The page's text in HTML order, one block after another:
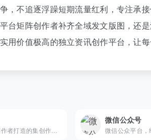
，不追逐浮躁短期流量红利，专注承
台矩阵创作者补齐全域发文版图，还
用价值极高的独立资讯创作平台，让
微信公众号